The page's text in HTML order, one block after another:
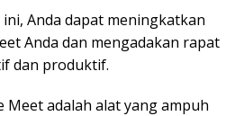
Anda dapat meningkatkan
Anda dan mengadakan rapat
dan produktif.
Meet adalah alat yang ampuh